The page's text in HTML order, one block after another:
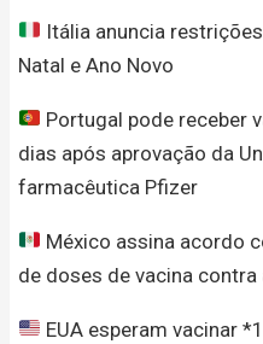
Itália anuncia
Natal e Ano Novo
Portugal pode receber
dias após aprovação da
farmacêutica Pfizer
México assina acordo
de doses de vacina
EUA esperam vacinar